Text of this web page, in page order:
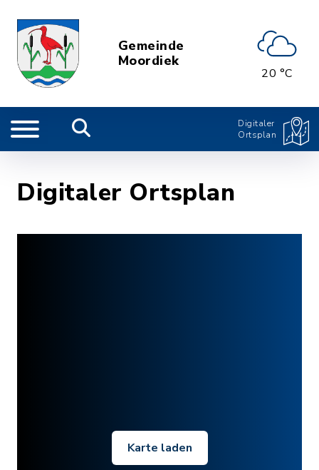
Gemeinde
Moordiek
20 °C
Digitaler
Ortsplan
Digitaler Ortsplan
Karte laden